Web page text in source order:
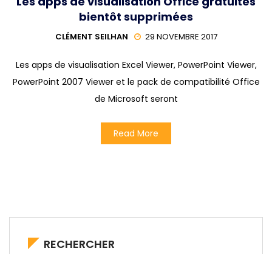
bientôt supprimées
CLÉMENT SEILHAN 29 NOVEMBRE 2017
Les apps de visualisation Excel Viewer, PowerPoint Viewer,
PowerPoint 2007 Viewer et le pack de compatibilité Office
de Microsoft seront
Read More
RECHERCHER